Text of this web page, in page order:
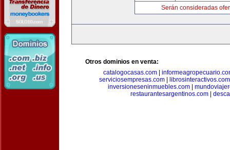
Serán consideradas
Otros dominios en venta:
catalogocasas.com
serviciosempresas.com| librosinteractivos.com
inversioneseninmuebles.com|
restaurantesargentinos.com|